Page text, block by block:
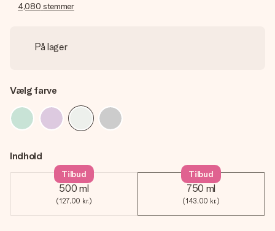
4,080 stemmer
På lager
Vælg farve
Indhold
500 ml
(127,00 kr.)
Tilbud
750 ml
(143,00 kr.)
Tilbud